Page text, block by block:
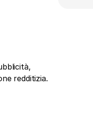
redditizia.